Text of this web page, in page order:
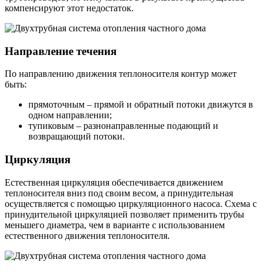
компенсируют этот недостаток.
Направление течения
По направлению движения теплоносителя контур может
быть:
прямоточным – прямой и обратный потоки движутся в
одном направлении;
тупиковым – разнонаправленные подающий и
возвращающий потоки.
Циркуляция
Естественная циркуляция обеспечивается движением
теплоносителя вниз под своим весом, а принудительная
осуществляется с помощью циркуляционного насоса. Схема с
принудительной циркуляцией позволяет применить трубы
меньшего диаметра, чем в варианте с использованием
естественного движения теплоносителя.